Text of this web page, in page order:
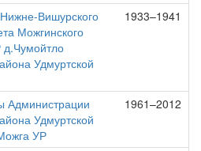
Вишурского
Можгинского
Удмуртской
1933–1941
Администрации
Удмуртской
УР
1961–2012